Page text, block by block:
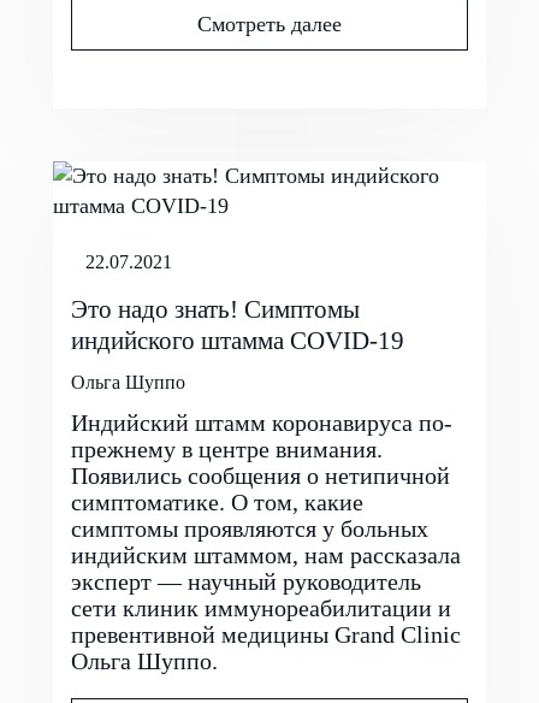
Смотреть далее
22.07.2021
Это надо знать! Симптомы
индийского штамма COVID-19
Ольга Шуппо
Индийский штамм коронавируса по-
прежнему в центре внимания.
Появились сообщения о нетипичной
симптоматике. О том, какие
симптомы проявляются у больных
индийским штаммом, нам рассказала
эксперт — научный руководитель
сети клиник иммунореабилитации и
превентивной медицины Grand Clinic
Ольга Шуппо.